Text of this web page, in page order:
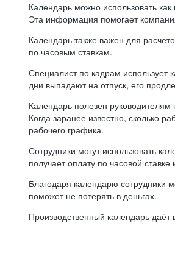
Календарь можно использовать
Эта информация помогает
Календарь также важен для
по часовым ставкам.
Специалист по кадрам использует
дни выпадают на отпуск, его
Календарь полезен
Когда заранее известно, сколько
рабочего графика.
Сотрудники могут использовать
получает оплату по часовой
Благодаря календарю сотрудники
поможет не потерять в деньгах.
Производственный календарь